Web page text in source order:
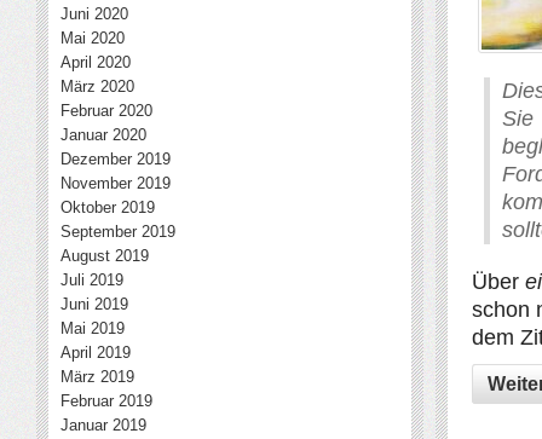
Über
schon
dem
Juni 2020
Mai 2020
April 2020
März 2020
Februar 2020
Januar 2020
Dezember 2019
November 2019
Oktober 2019
September 2019
August 2019
Juli 2019
Juni 2019
Mai 2019
April 2019
März 2019
Februar 2019
Januar 2019